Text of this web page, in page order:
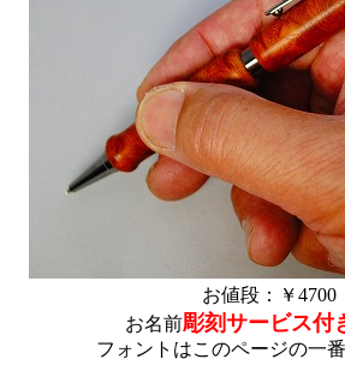
お値段：￥4700
お名前彫刻サービス付
フォントはこのページの一番